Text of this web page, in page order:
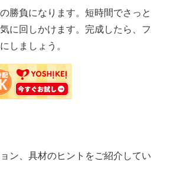
勝負になります。短時間でさっと
に回しかけます。完成したら、フ
しましょう。
ン、具材のヒントをご紹介してい